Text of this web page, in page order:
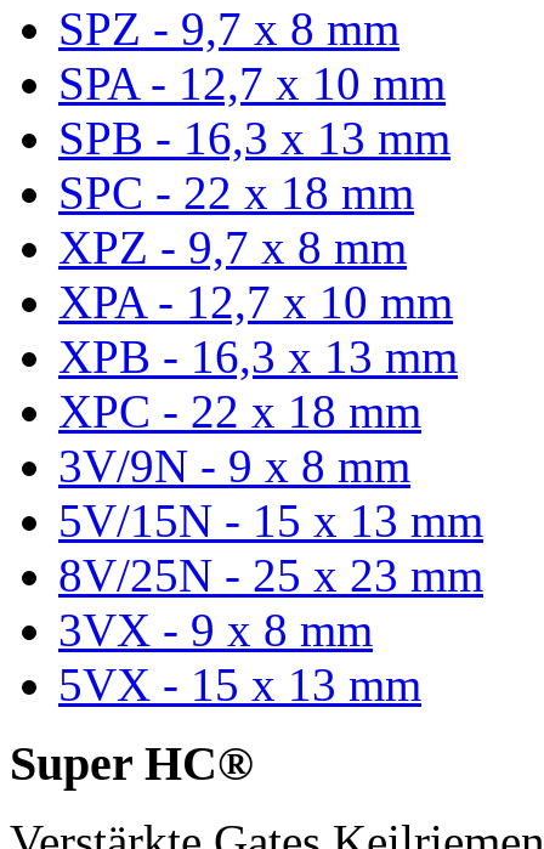
SPZ - 9,7 x 8 mm
SPA - 12,7 x 10 mm
SPB - 16,3 x 13 mm
SPC - 22 x 18 mm
XPZ - 9,7 x 8 mm
XPA - 12,7 x 10 mm
XPB - 16,3 x 13 mm
XPC - 22 x 18 mm
3V/9N - 9 x 8 mm
5V/15N - 15 x 13 mm
8V/25N - 25 x 23 mm
3VX - 9 x 8 mm
5VX - 15 x 13 mm
Super HC®